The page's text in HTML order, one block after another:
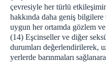
çevresiyle her türlü
hakkında daha geniş
uygun her ortamda gözlem
(14) Eşcinseller ve diğer
durumları değerlendirilerek,
yerlerde barınmaları